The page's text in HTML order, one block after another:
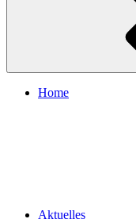
Home
Aktuelles